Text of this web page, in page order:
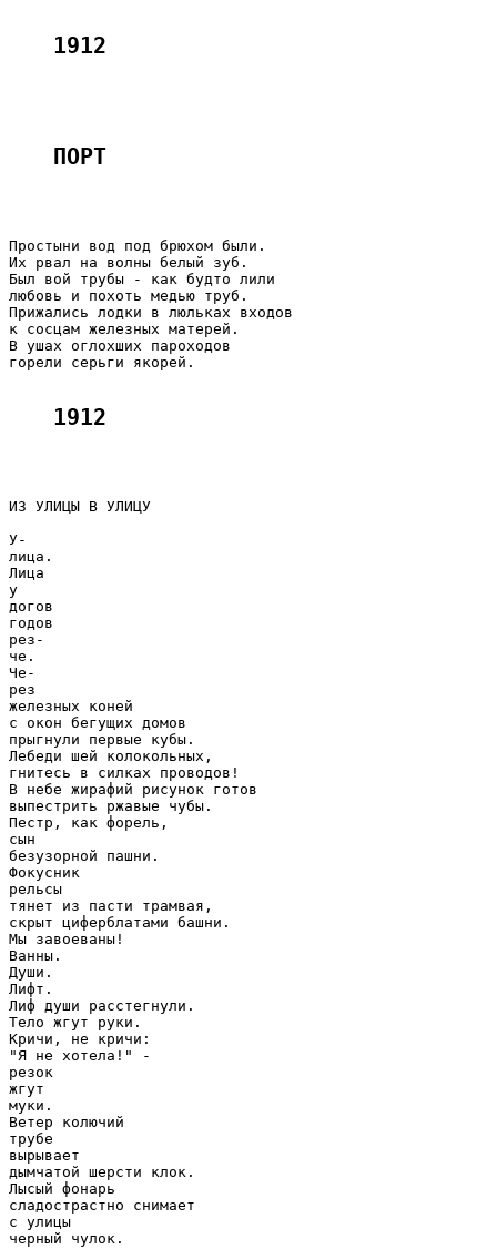
1912
ПОРТ
Простыни вод под брюхом были.
Их рвал на волны белый зуб.
Был вой трубы - как будто лили
любовь и похоть медью труб.
Прижались лодки в люльках входов
к сосцам железных матерей.
В ушах оглохших пароходов
горели серьги якорей.
1912
ИЗ УЛИЦЫ В УЛИЦУ
У-
лица.
Лица
у
догов
годов
рез-
че.
Че-
рез
железных коней
с окон бегущих домов
прыгнули первые кубы.
Лебеди шей колокольных,
гнитесь в силках проводов!
В небе жирафий рисунок готов
выпестрить ржавые чубы.
Пестр, как форель,
сын
безузорной пашни.
Фокусник
рельсы
тянет из пасти трамвая,
скрыт циферблатами башни.
Мы завоеваны!
Ванны.
Души.
Лифт.
Лиф души расстегнули.
Тело жгут руки.
Кричи, не кричи:
"Я не хотела!" -
резок
жгут
муки.
Ветер колючий
трубе
вырывает
дымчатой шерсти клок.
Лысый фонарь
сладострастно снимает
с улицы
черный чулок.